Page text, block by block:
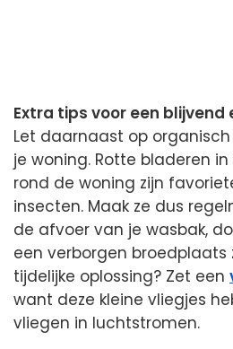
Extra tips voor een blijvend
Let daarnaast op
je woning. Rotte bladeren
rond de woning zijn
insecten. Maak ze dus
de afvoer van je wasbak,
een verborgen broedplaats
tijdelijke oplossing? Zet een
want deze kleine vliegjes
vliegen in luchtstromen.